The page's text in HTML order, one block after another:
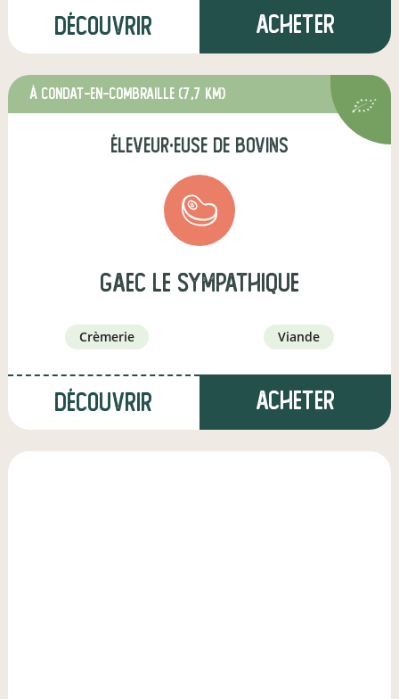
Découvrir Acheter
à Condat-en-Combraille (7,7 km)
éleveur·euse de bovins
GAEC le Sympathique
crèmerie viande
Découvrir Acheter